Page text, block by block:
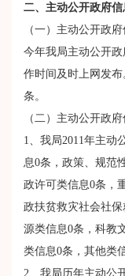
二、主动公开政府
（一）主动公开政
今年我局主动公开
作时间及时上网发
条。
（二）主动公开政
1、我局2011年主动
息0条，政策、规范
政许可类信息0条，
政扶贫救灾社会社
源类信息0条，科教
类信息0条，其他类
2、我局历年主动公